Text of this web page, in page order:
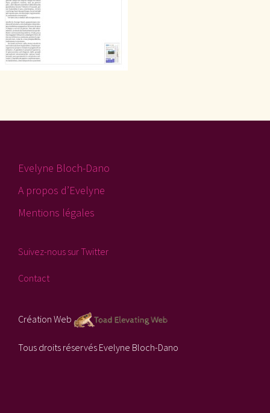
Evelyne Bloch-Dano
A propos d’Evelyne
Mentions légales
Suivez-nous sur Twitter
Contact
Création Web
Tous droits réservés Evelyne Bloch-Dano